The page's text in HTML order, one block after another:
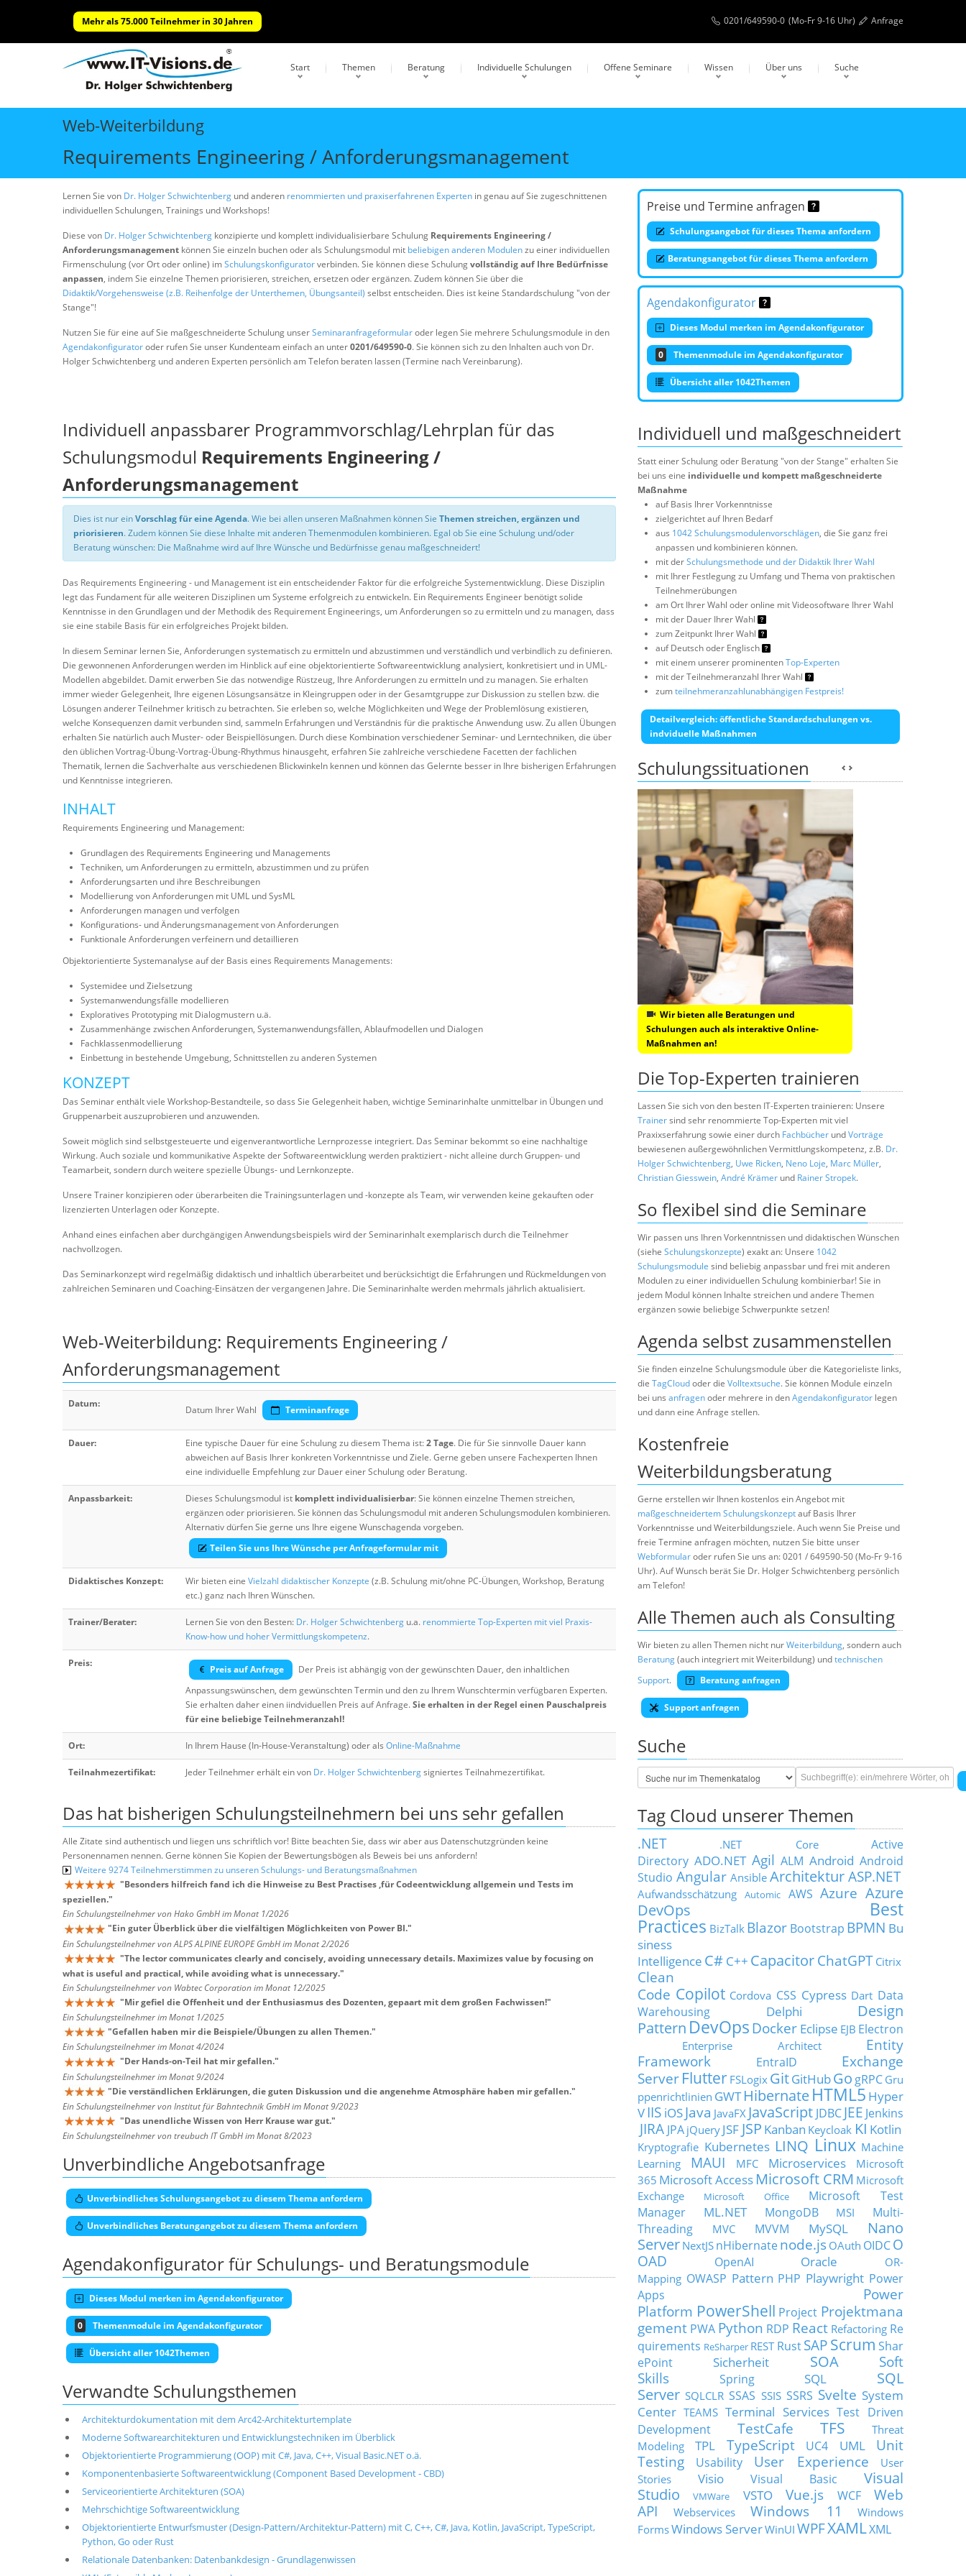
Mehr als 75.000 Teilnehmer in 30 Jahren 0201/649590-0 (Mo-Fr 9-16 Uhr) Anfrage
Start Themen Beratung Individuelle Schulungen Offene Seminare Wissen Über uns Suche
Web-Weiterbildung
Requirements Engineering / Anforderungsmanagement
Lernen Sie von Dr. Holger Schwichtenberg und anderen renommierten und praxiserfahrenen Experten in genau auf Sie zugeschnittenen
individuellen Schulungen, Trainings und Workshops!
Diese von Dr. Holger Schwichtenberg konzipierte und komplett individualisierbare Schulung Requirements Engineering /
Anforderungsmanagement können Sie einzeln buchen oder als Schulungsmodul mit beliebigen anderen Modulenzu einer individuellen
Firmenschulung (vor Ort oder online) imSchulungskonfiguratorverbinden. Sie können diese Schulungvollständig auf Ihre Bedürfnisse
anpassen, indem Sie einzelne Themen priorisieren, streichen, ersetzen oder ergänzen. Zudem können Sie über die
Didaktik/Vorgehensweise (z.B. Reihenfolge der Unterthemen, Übungsanteil) selbst entscheiden. Dies ist keine Standardschulung "von der
Stange"!
Nutzen Sie für eine auf Sie maßgeschneiderte Schulung unserSeminaranfrageformularoder legen Sie mehrere Schulungsmodule in den
Agendakonfiguratoroder rufen Sie unser Kundenteam einfach an unter0201/649590-0. Sie können sich zu den Inhalten auch von Dr.
Holger Schwichtenberg und anderen Experten persönlich am Telefon beraten lassen (Termine nach Vereinbarung).
Preise und Termine anfragen
Schulungsangebot für dieses Thema anfordern
Beratungsangebot für dieses Thema anfordern
Agendakonfigurator
Dieses Modul merken im Agendakonfigurator
0 Themenmodule im Agendakonfigurator
Übersicht aller 1042Themen
Individuell anpassbarer Programmvorschlag/Lehrplan für das
Schulungsmodul Requirements Engineering /
Anforderungsmanagement
Dies ist nur einVorschlag für eine Agenda. Wie bei allen unseren Maßnahmen können Sie Themen streichen, ergänzen und
priorisieren. Zudem können Sie diese Inhalte mit anderen Themenmodulen kombinieren. Egal ob Sie eine Schulung und/oder
Beratung wünschen: Die Maßnahme wird auf Ihre Wünsche und Bedürfnisse genau maßgeschneidert!
Das Requirements Engineering - und Management ist ein entscheidender Faktor für die erfolgreiche Systementwicklung. Diese Disziplin
legt das Fundament für alle weiteren Disziplinen um Systeme erfolgreich zu entwickeln. Ein Requirements Engineer benötigt solide
Kenntnisse in den Grundlagen und der Methodik des Requirement Engineerings, um Anforderungen so zu ermitteln und zu managen, dass
sie eine stabile Basis für ein erfolgreiches Projekt bilden.
In diesem Seminar lernen Sie, Anforderungen systematisch zu ermitteln und abzustimmen und verständlich und verbindlich zu definieren.
Die gewonnenen Anforderungen werden im Hinblick auf eine objektorientierte Softwareentwicklung analysiert, konkretisiert und in UML-
Modellen abgebildet. Damit erwerben Sie das notwendige Rüstzeug, Ihre Anforderungen zu ermitteln und zu managen. Sie erhalten
immer wieder Gelegenheit, Ihre eigenen Lösungsansätze in Kleingruppen oder in der Gesamtgruppe zur Diskussion zu stellen bzw. die
Lösungen anderer Teilnehmer kritisch zu betrachten. Sie erleben so, welche Möglichkeiten und Wege der Problemlösung existieren,
welche Konsequenzen damit verbunden sind, sammeln Erfahrungen und Verständnis für die praktische Anwendung usw. Zu allen Übungen
erhalten Sie natürlich auch Muster- oder Beispiellösungen. Durch diese Kombination verschiedener Seminar- und Lerntechniken, die über
den üblichen Vortrag-Übung-Vortrag-Übung-Rhythmus hinausgeht, erfahren Sie zahlreiche verschiedene Facetten der fachlichen
Thematik, lernen die Sachverhalte aus verschiedenen Blickwinkeln kennen und können das Gelernte besser in Ihre bisherigen Erfahrungen
und Kenntnisse integrieren.
INHALT
Requirements Engineering und Management:
Grundlagen des Requirements Engineering und Managements
Techniken, um Anforderungen zu ermitteln, abzustimmen und zu prüfen
Anforderungsarten und ihre Beschreibungen
Modellierung von Anforderungen mit UML und SysML
Anforderungen managen und verfolgen
Konfigurations- und Änderungsmanagement von Anforderungen
Funktionale Anforderungen verfeinern und detaillieren
Objektorientierte Systemanalyse auf der Basis eines Requirements Managements:
Systemidee und Zielsetzung
Systemanwendungsfälle modellieren
Exploratives Prototyping mit Dialogmustern u.ä.
Zusammenhänge zwischen Anforderungen, Systemanwendungsfällen, Ablaufmodellen und Dialogen
Fachklassenmodellierung
Einbettung in bestehende Umgebung, Schnittstellen zu anderen Systemen
KONZEPT
Das Seminar enthält viele Workshop-Bestandteile, so dass Sie Gelegenheit haben, wichtige Seminarinhalte unmittelbar in Übungen und
Gruppenarbeit auszuprobieren und anzuwenden.
Soweit möglich sind selbstgesteuerte und eigenverantwortliche Lernprozesse integriert. Das Seminar bekommt so eine nachhaltige
Wirkung. Auch soziale und kommunikative Aspekte der Softwareentwicklung werden praktiziert - nicht alleine durch Gruppen- und
Teamarbeit, sondern durch weitere spezielle Übungs- und Lernkonzepte.
Unsere Trainer konzipieren oder überarbeiten die Trainingsunterlagen und -konzepte als Team, wir verwenden keine gekauften oder
lizenzierten Unterlagen oder Konzepte.
Anhand eines einfachen aber durchgängigen Anwendungsbeispiels wird der Seminarinhalt exemplarisch durch die Teilnehmer
nachvollzogen.
Das Seminarkonzept wird regelmäßig didaktisch und inhaltlich überarbeitet und berücksichtigt die Erfahrungen und Rückmeldungen von
zahlreichen Seminaren und Coaching-Einsätzen der vergangenen Jahre. Die Seminarinhalte werden mehrmals jährlich aktualisiert.
Web-Weiterbildung: Requirements Engineering /
Anforderungsmanagement
Datum:
Datum Ihrer Wahl Terminanfrage
Dauer: Eine typische Dauer für eine Schulung zu diesem Thema ist:2 Tage. Die für Sie sinnvolle Dauer kann
abweichen auf Basis Ihrer konkreten Vorkenntnisse und Ziele. Gerne geben unsere Fachexperten Ihnen
eine individuelle Empfehlung zur Dauer einer Schulung oder Beratung.
Anpassbarkeit: Dieses Schulungsmodul ist komplett individualisierbar: Sie können einzelne Themen streichen,
ergänzen oder priorisieren. Sie können das Schulungsmodul mit anderen Schulungsmodulen kombinieren.
Alternativ dürfen Sie gerne uns Ihre eigene Wunschagenda vorgeben.
Teilen Sie uns Ihre Wünsche per Anfrageformular mit
Didaktisches Konzept: Wir bieten eine Vielzahl didaktischer Konzepte (z.B. Schulung mit/ohne PC-Übungen, Workshop, Beratung
etc.) ganz nach Ihren Wünschen.
Trainer/Berater: Lernen Sie von den Besten: Dr. Holger Schwichtenberg u.a. renommierte Top-Experten mit viel Praxis-
Know-how und hoher Vermittlungskompetenz.
Preis:
Preis auf Anfrage
Der Preis ist abhängig von der gewünschten Dauer, den inhaltlichen
Anpassungswünschen, dem gewünschten Termin und den zu Ihrem Wunschtermin verfügbaren Experten.
Sie erhalten daher einen iindviduellen Preis auf Anfrage.Sie erhalten in der Regel einen Pauschalpreis
für eine beliebige Teilnehmeranzahl!
Ort: In Ihrem Hause (In-House-Veranstaltung) oder als Online-Maßnahme
Teilnahmezertifikat: Jeder Teilnehmer erhält ein von Dr. Holger Schwichtenbergsigniertes Teilnahmezertifikat.
Das hat bisherigen Schulungsteilnehmern bei uns sehr gefallen
Alle Zitate sind authentisch und liegen uns schriftlich vor! Bitte beachten Sie, dass wir aber aus Datenschutzgründen keine
Personennamen nennen. Gerne können Sie Kopien der Bewertungsbögen als Beweis bei uns anfordern!
Weitere 9274 Teilnehmerstimmen zu unseren Schulungs- und Beratungsmaßnahmen
"Besonders hilfreich fand ich die Hinweise zu Best Practises ,für Codeentwicklung allgemein und Tests im
speziellen."
Ein Schulungsteilnehmer von Hako GmbH im Monat 1/2026
"Ein guter Überblick über die vielfältigen Möglichkeiten von Power BI."
Ein Schulungsteilnehmer von ALPS ALPINE EUROPE GmbH im Monat 2/2026
"The lector communicates clearly and concisely, avoiding unnecessary details. Maximizes value by focusing on
what is useful and practical, while avoiding what is unnecessary."
Ein Schulungsteilnehmer von Wabtec Corporation im Monat 12/2025
"Mir gefiel die Offenheit und der Enthusiasmus des Dozenten, gepaart mit dem großen Fachwissen!"
Ein Schulungsteilnehmer im Monat 1/2025
"Gefallen haben mir die Beispiele/Übungen zu allen Themen."
Ein Schulungsteilnehmer im Monat 4/2024
"Der Hands-on-Teil hat mir gefallen."
Ein Schulungsteilnehmer im Monat 9/2024
"Die verständlichen Erklärungen, die guten Diskussion und die angenehme Atmosphäre haben mir gefallen."
Ein Schulungsteilnehmer von Institut für Bahntechnik GmbH im Monat 9/2023
"Das unendliche Wissen von Herr Krause war gut."
Ein Schulungsteilnehmer von treubuch IT GmbH im Monat 8/2023
Unverbindliche Angebotsanfrage
Unverbindliches Schulungsangebot zu diesem Thema anfordern
Unverbindliches Beratungangebot zu diesem Thema anfordern
Agendakonfigurator für Schulungs- und Beratungsmodule
Dieses Modul merken im Agendakonfigurator
0 Themenmodule im Agendakonfigurator
Übersicht aller 1042Themen
Verwandte Schulungsthemen
Architekturdokumentation mit dem Arc42-Architekturtemplate
Moderne Softwarearchitekturen und Entwicklungstechniken im Überblick
Objektorientierte Programmierung (OOP) mit C#, Java, C++, Visual Basic.NET o.ä.
Komponentenbasierte Softwareentwicklung (Component Based Development - CBD)
Serviceorientierte Architekturen (SOA)
Mehrschichtige Softwareentwicklung
Objektorientierte Entwurfsmuster (Design-Pattern/Architektur-Pattern) mit C, C++, C#, Java, Kotlin, JavaScript, TypeScript,
Python, Go oder Rust
Relationale Datenbanken: Datenbankdesign - Grundlagenwissen
Individuell und maßgeschneidert
Statt einer Schulung oder Beratung "von der Stange" erhalten Sie
bei uns eine individuelle und kompett maßgeschneiderte
Maßnahme
auf Basis Ihrer Vorkenntnisse
zielgerichtet auf Ihren Bedarf
aus 1042 Schulungsmodulenvorschlägen, die Sie ganz frei
anpassen und kombinieren können.
mit derSchulungsmethode und der Didaktik Ihrer Wahl
mit Ihrer Festlegung zu Umfang und Thema von praktischen
Teilnehmerübungen
am Ort Ihrer Wahl oder online mit Videosoftware Ihrer Wahl
mit der Dauer Ihrer Wahl
zum Zeitpunkt Ihrer Wahl
auf Deutsch oder Englisch
mit einem unserer prominentenTop-Experten
mit der Teilnehmeranzahl Ihrer Wahl
zumteilnehmeranzahlunabhängigen Festpreis!
Detailvergleich: öffentliche Standardschulungen vs.
indviduelle Maßnahmen
Schulungssituationen
Wir bieten alle Beratungen und
Schulungen auch als interaktive Online-
Maßnahmen an!
Die Top-Experten trainieren
Lassen Sie sich von den besten IT-Experten trainieren: Unsere
Trainersind sehr renommierte Top-Experten mit viel
Praxixserfahrung sowie einer durch Fachbücher undVorträge
bewiesenen außergewöhnlichen Vermittlungskompetenz, z.B. Dr.
Holger Schwichtenberg, Uwe Ricken, Neno Loje, Marc Müller,
Christian Giesswein, André Krämer und Rainer Stropek.
So flexibel sind die Seminare
Wir passen uns Ihren Vorkenntnissen und didaktischen Wünschen
(siehe Schulungskonzepte) exakt an: Unsere 1042
Schulungsmodule sind beliebig anpassbar und frei mit anderen
Modulen zu einer individuellen Schulung kombinierbar! Sie in
jedem Modul können Inhalte streichen und andere Themen
ergänzen sowie beliebige Schwerpunkte setzen!
Agenda selbst zusammenstellen
Sie finden einzelne Schulungsmodule über die Kategorieliste links,
die TagCloudoder die Volltextsuche. Sie können Module einzeln
bei uns anfragenoder mehrere in denAgendakonfigurator legen
und dann eine Anfrage stellen.
Kostenfreie
Weiterbildungsberatung
Gerne erstellen wir Ihnen kostenlos ein Angebot mit
maßgeschneidertem Schulungskonzeptauf Basis Ihrer
Vorkenntnisse und Weiterbildungsziele. Auch wenn Sie Preise und
freie Termine anfragen möchten, nutzen Sie bitte unser
Webformularoder rufen Sie uns an: 0201 / 649590-50 (Mo-Fr 9-16
Uhr). Auf Wunsch berät Sie Dr. Holger Schwichtenberg persönlich
am Telefon!
Alle Themen auch als Consulting
Wir bieten zu allen Themen nicht nurWeiterbildung, sondern auch
Beratung(auch integriert mit Weiterbildung) undtechnischen
Support. Beratung anfragen
Support anfragen
Suche
Tag Cloud unserer Themen
.NET .NET Core
Active
Directory ADO.NET Agil ALM Android Android
Studio Angular Ansible Architektur ASP.NET
Aufwandsschätzung Automic AWS Azure Azure
DevOps
Best
Practices BizTalk Blazor Bootstrap BPMN Bu
siness
Intelligence C# C++ Capacitor ChatGPT Citrix
Clean
Code Copilot Cordova CSS Cypress Dart Data
Warehousing
Delphi
Design
Pattern DevOps Docker Eclipse EJB Electron
Enterprise Architect
Entity
Framework
EntraID
Exchange
Server Flutter FSLogix GitGitHubGo gRPC Gru
ppenrichtlinien GWT HibernateHTML5 Hyper
VIIS iOSJava JavaFX JavaScript JDBC JEE Jenkins
JIRA JPA jQuery JSF JSP Kanban Keycloak KI Kotlin
Kryptografie Kubernetes LINQ Linux Machine
Learning
MAUI MFC Microservices
Microsoft
365 Microsoft Access Microsoft CRM Microsoft
Exchange
Microsoft Office
Microsoft Test
Manager
ML.NET MongoDB MSI
Multi-
Threading
MVC MVVM MySQL
Nano
Server NextJS nHibernatenode.js OAuth OIDCO
OAD
OpenAI Oracle
OR-
Mapping OWASP Pattern PHP Playwright Power
Apps
Power
Platform PowerShell Project Projektmana
gement PWA Python RDP React Refactoring Re
quirements ReSharper REST Rust SAP Scrum Shar
ePoint
Sicherheit SOA
Soft
Skills
Spring SQL
SQL
Server SQLCLR SSAS SSIS SSRS Svelte System
Center TEAMS Terminal Services Test Driven
Development
TestCafe TFS
Threat
Modeling
TPL TypeScript UC4 UML
Unit
Testing
Usability User Experience
User
Stories
Visio Visual Basic
Visual
Studio
VMWare VSTO Vue.js WCF
Web
API
Webservices Windows 11
Windows
FormsWindows ServerWinUI WPFXAMLXML